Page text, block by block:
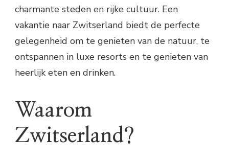
charmante steden en rijke cultuur. Een
vakantie naar Zwitserland biedt de perfecte
gelegenheid om te genieten van de natuur, te
ontspannen in luxe resorts en te genieten van
heerlijk eten en drinken.
Waarom
Zwitserland?